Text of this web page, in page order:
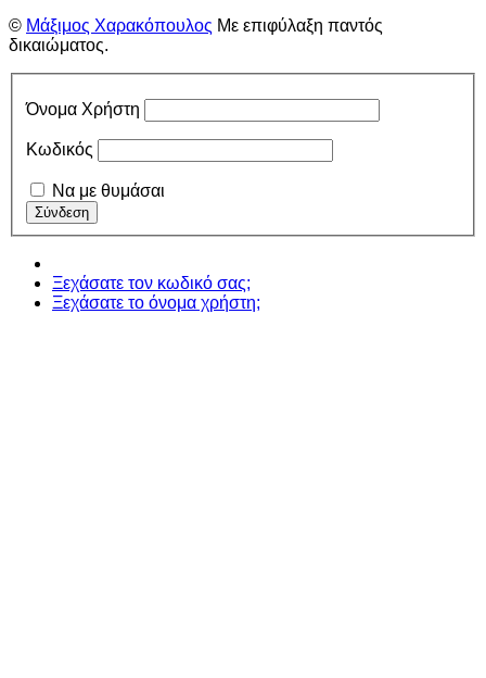
© Μάξιμος Χαρακόπουλος Με επιφύλαξη παντός
δικαιώματος.
Όνομα Χρήστη
Κωδικός
Να με θυμάσαι
Ξεχάσατε τον κωδικό σας;
Ξεχάσατε το όνομα χρήστη;